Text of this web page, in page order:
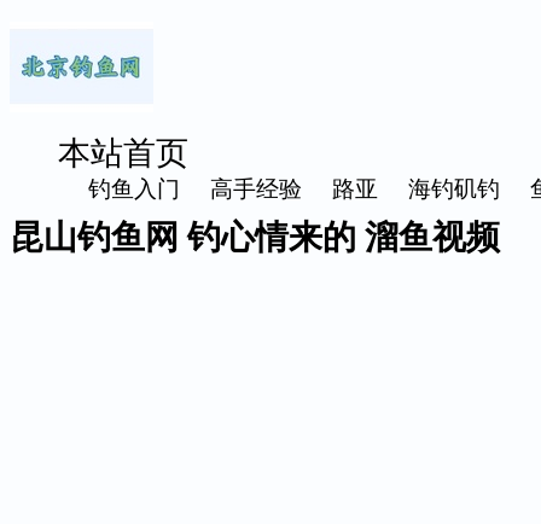
本站首页
钓鱼入门 高手经验 路亚 海钓矶钓
昆山钓鱼网 钓心情来的 溜鱼视频